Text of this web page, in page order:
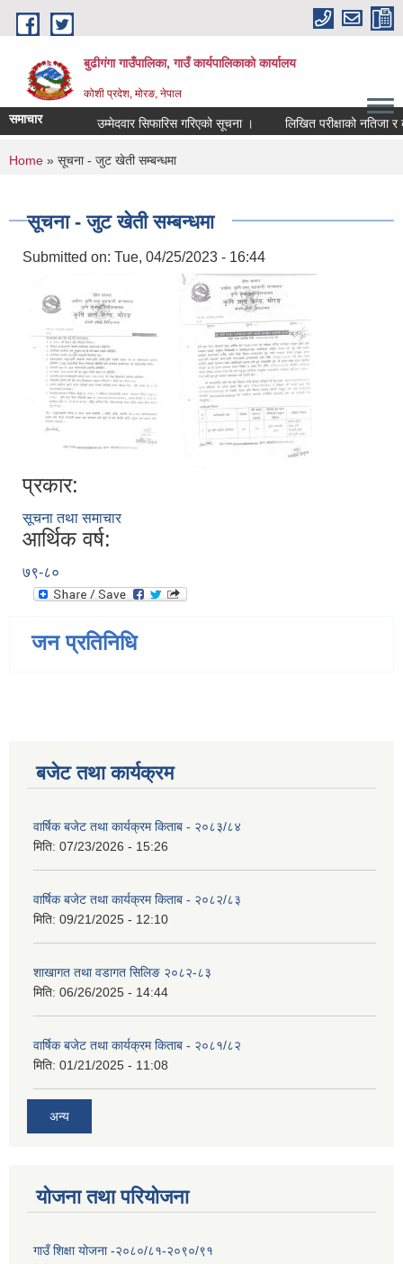
Skip to main content
बुढीगंगा गाउँपालिका, गाउँ कार्यपालिकाको कार्यालय
कोशी प्रदेश, मोरङ, नेपाल
समाचार उम्मेदवार सिफारिस गरिएको सूचना । लिखित परीक्षाको नतिजा र
You are here
Home » सूचना - जुट खेती सम्बन्धमा
सूचना - जुट खेती सम्बन्धमा
Submitted on: Tue, 04/25/2023 - 16:44
प्रकार:
सूचना तथा समाचार
आर्थिक वर्ष:
७९-८०
जन प्रतिनिधि
बजेट तथा कार्यक्रम
वार्षिक बजेट तथा कार्यक्रम किताब - २०८३/८४
मिति: 07/23/2026 - 15:26
वार्षिक बजेट तथा कार्यक्रम किताब - २०८२/८३
मिति: 09/21/2025 - 12:10
शाखागत तथा वडागत सिलिङ २०८२-८३
मिति: 06/26/2025 - 14:44
वार्षिक बजेट तथा कार्यक्रम किताब - २०८१/८२
मिति: 01/21/2025 - 11:08
अन्य
योजना तथा परियोजना
गाउँ शिक्षा योजना -२०८०/८१-२०९०/९१